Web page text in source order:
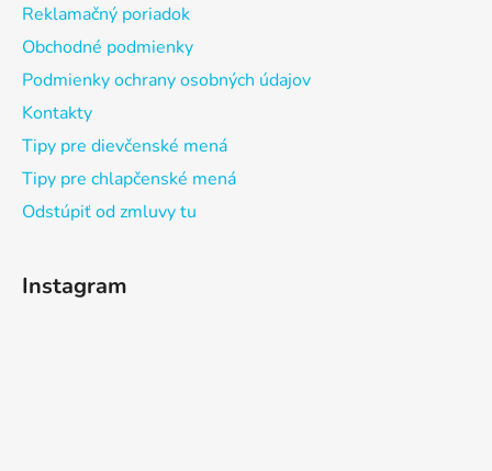
Reklamačný poriadok
Obchodné podmienky
Podmienky ochrany osobných údajov
Kontakty
Tipy pre dievčenské mená
Tipy pre chlapčenské mená
Odstúpiť od zmluvy tu
Instagram